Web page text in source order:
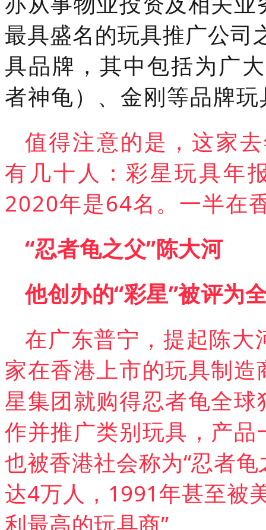
最具盛名的玩具推广公司
具品牌，其中包括为广
者神龟）、金刚等品牌
值得注意的是，这家
有几十人：彩星玩具年
2020年是64名。一半在
“忍者龟之父”陈大河
他创办的“彩星”被评为
在广东普宁， 提起陈大
家在香港上市的玩具制造
星集团就购得忍者龟全
作并推广类别玩具，产
也被香港社会称为“忍者龟
达4万人，1991年甚至被
利最高的玩具商”。